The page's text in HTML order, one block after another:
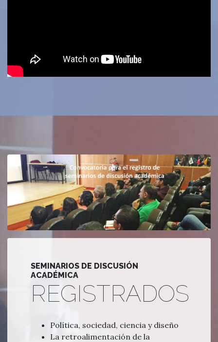
SEMINARIOS DE DISCUSIÓN
ACADÉMICA
REGISTRADOS
Política, sociedad, ciencia y diseño
La retroalimentación de la